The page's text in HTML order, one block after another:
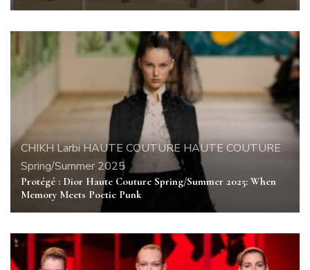
CHIKH LarbiHAUTE COUTURE HAUTE COUTURE
Spring/Summer 2025
Protégé : Dior Haute Couture Spring/Summer 2025: When
Memory Meets Poetic Punk